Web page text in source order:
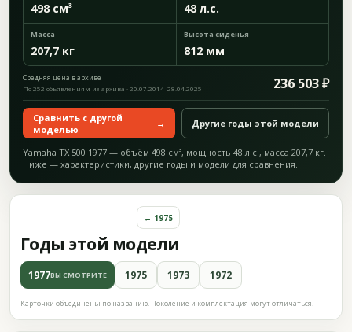
498 см³ 48 л.с.
Масса
207,7 кг
Высота сиденья
812 мм
Средняя цена в архиве 236 503 ₽
По 252 объявлениям из архива · 20.07.2014–28.04.2025
Сравнить с другой
моделью
→ Другие годы этой модели
Yamaha TX 500 1977 — объём 498 см³, мощность 48 л.с., масса 207,7 кг.
Ниже — характеристики, другие годы и модели для сравнения.
Годы этой модели
← 1975
1977ВЫ СМОТРИТЕ 1975 1973 1972
Карточки объединены по названию. Поколение и комплектация могут отличаться.